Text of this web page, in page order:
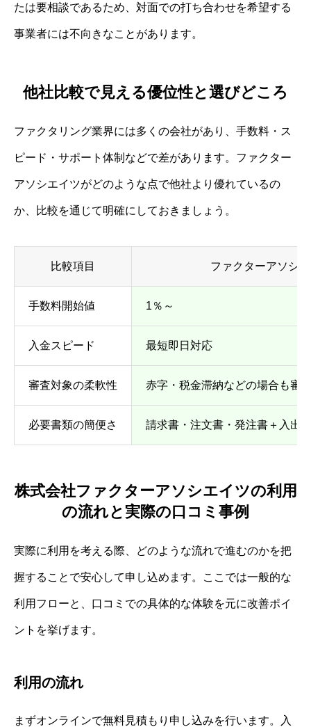
たは要相談であるため、対面での打ち合わせを希望する
事業者には不向きなことがあります。
他社比較で見える優位性と選びどころ
ファクタリング業界には多くの会社があり、手数料・ス
ピード・サポート体制などで差があります。ファクター
アソシエイツがどのような点で他社より優れているの
か、比較を通じて明確にしておきましょう。
比較項目 ファクターアソシ
手数料開始値 1％～
入金スピード 最短即日対応
審査対象の柔軟性 赤字・税金滞納などの場合も審
必要書類の簡便さ 請求書・注文書・発注書＋入出
株式会社ファクターアソシエイツの利用
の流れと実際の口コミ事例
実際に利用を考える際、どのような流れで進むのかを把
握することで安心して申し込めます。ここでは一般的な
利用フローと、口コミでの具体的な体験を元に改善ポイ
ントを挙げます。
利用の流れ
まずオンラインで無料見積もり申し込みを行います。入